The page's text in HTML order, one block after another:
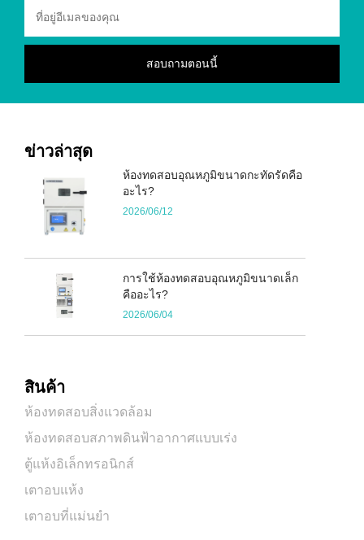
ข่าวล่าสุด
ห้องทดสอบอุณหภูมิขนาดกะทัดรัดคือ
อะไร?
2026/06/12
การใช้ห้องทดสอบอุณหภูมิขนาดเล็ก
คืออะไร?
2026/06/04
สินค้า
ห้องทดสอบสิ่งแวดล้อม
ห้องทดสอบสภาพดินฟ้าอากาศแบบเร่ง
ตู้แห้งอิเล็กทรอนิกส์
เตาอบแห้ง
เตาอบที่แม่นยำ